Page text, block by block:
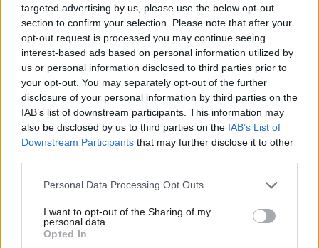
targeted advertising by us, please use the below opt-out
section to confirm your selection. Please note that after your
opt-out request is processed you may continue seeing
interest-based ads based on personal information utilized by
us or personal information disclosed to third parties prior to
your opt-out. You may separately opt-out of the further
disclosure of your personal information by third parties on the
IAB’s list of downstream participants. This information may
also be disclosed by us to third parties on the IAB’s List of
Downstream Participants that may further disclose it to other
Please note that this website/app uses one or more Google
not limited to your visit or usage behaviour. You may click to
grant or deny consent to Google and its third-party tags to
use your data for below specified purposes in below Google
Personal Data Processing Opt Outs
I want to opt-out of the Sharing of my
personal data.
Opted In
04·06·2025 12:46
Μυστηριώδης φιγούρα στα δάση του Κολοράντο: Νέες
θεωρίες για τον Μπίγκφουτ